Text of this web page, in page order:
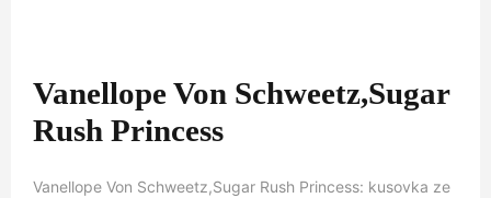
Vanellope Von Schweetz,Sugar
Rush Princess
Vanellope Von Schweetz,Sugar Rush Princess: kusovka ze